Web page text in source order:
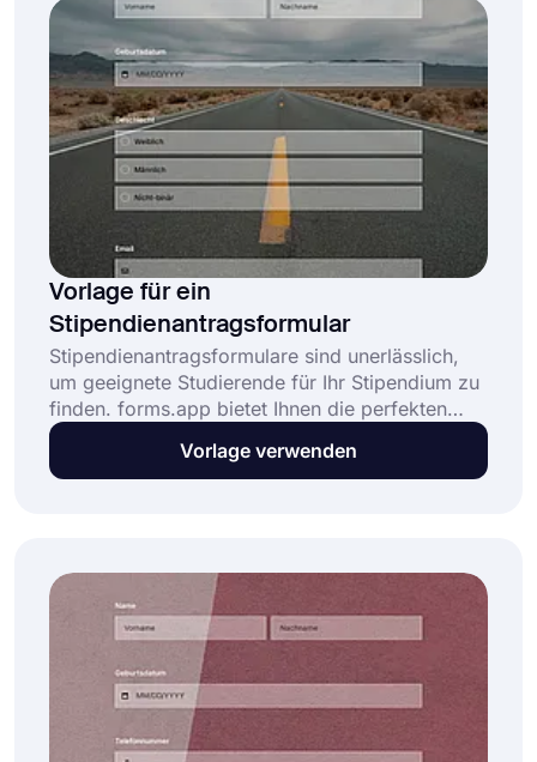
Vorlage für ein
Stipendienantragsformular
Stipendienantragsformulare sind unerlässlich,
um geeignete Studierende für Ihr Stipendium zu
finden. forms.app bietet Ihnen die perfekten
Funktionen und
Stipendienantragsformularvorlagen, um ein
Vorlage verwenden